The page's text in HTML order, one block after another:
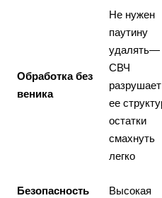
Обработка без
веника
Не нужен
паутину
удалять—
СВЧ
разрушает
ее
остатки
смахнуть
легко
Безопасность Высокая